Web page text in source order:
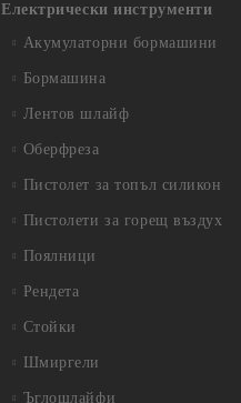
Електрически инструменти
Акумулаторни бормашини
Бормашина
Лентов шлайф
Оберфреза
Пистолет за топъл силикон
Пистолети за горещ въздух
Поялници
Рендета
Стойки
Шмиргели
Ъглошлайфи